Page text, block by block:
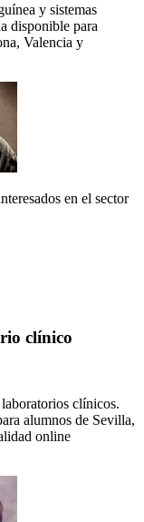
y sistemas
disponible para
Valencia y
en el sector
clínico
clínicos.
alumnos de Sevilla,
online